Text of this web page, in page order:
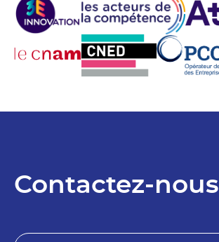
Contactez-nous
N